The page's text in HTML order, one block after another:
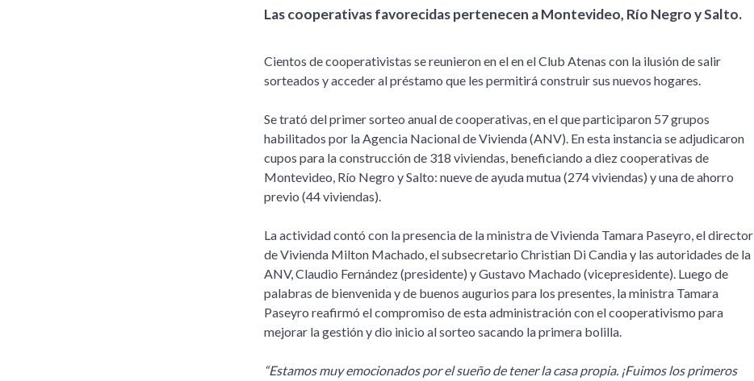
Las cooperativas favorecidas pertenecen a Montevideo, Río Negro y Salto.
Cientos de cooperativistas se reunieron en el en el Club Atenas con la ilusión de salir
sorteados y acceder al préstamo que les permitirá construir sus nuevos hogares.
Se trató del primer sorteo anual de cooperativas, en el que participaron 57 grupos
habilitados por la Agencia Nacional de Vivienda (ANV). En esta instancia se adjudicaron
cupos para la construcción de 318 viviendas, beneficiando a diez cooperativas de
Montevideo, Río Negro y Salto: nueve de ayuda mutua (274 viviendas) y una de ahorro
previo (44 viviendas).
La actividad contó con la presencia de la ministra de Vivienda Tamara Paseyro, el director
de Vivienda Milton Machado, el subsecretario Christian Di Candia y las autoridades de la
ANV, Claudio Fernández (presidente) y Gustavo Machado (vicepresidente). Luego de
palabras de bienvenida y de buenos augurios para los presentes, la ministra Tamara
Paseyro reafirmó el compromiso de esta administración con el cooperativismo para
mejorar la gestión y dio inicio al sorteo sacando la primera bolilla.
“Estamos muy emocionados por el sueño de tener la casa propia. ¡Fuimos los primeros